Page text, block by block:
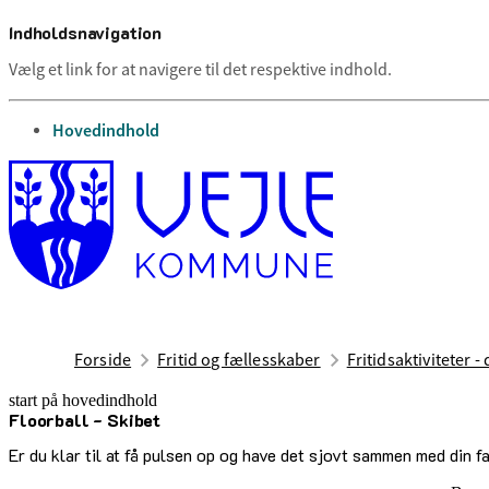
Indholdsnavigation
Vælg et link for at navigere til det respektive indhold.
gå til
Hovedindhold
Forside Fritid og fællesskaber Fritidsaktiviteter -
start på hovedindhold
Floorball - Skibet
Er du klar til at få pulsen op og have det sjovt sammen med
senest opdateret 17. februar 2026